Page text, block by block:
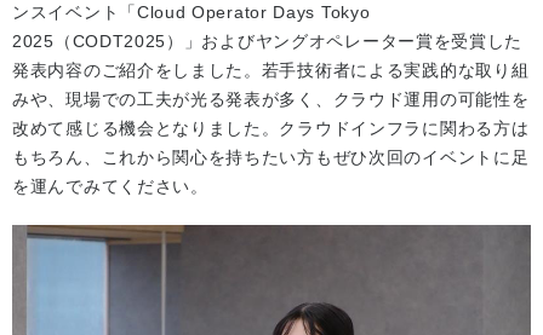
ンスイベント「Cloud Operator Days Tokyo
2025（CODT2025）」およびヤングオペレーター賞を受賞した
発表内容のご紹介をしました。若手技術者による実践的な取り組
みや、現場での工夫が光る発表が多く、クラウド運用の可能性を
改めて感じる機会となりました。クラウドインフラに関わる方は
もちろん、これから関心を持ちたい方もぜひ次回のイベントに足
を運んでみてください。